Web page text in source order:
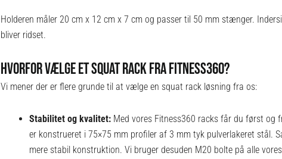
Holderen måler 20 cm x 12 cm x 7 cm og passer til 50 mm stænger.
bliver ridset.
HVORFOR VÆLGE ET SQUAT RACK FRA FITNESS360?
Vi mener der er flere grunde til at vælge en squat rack løsning fra os:
Stabilitet og kvalitet: Med vores Fitness360 racks får du først
er konstrueret i 75×75 mm profiler af 3 mm tyk pulverlakeret stål.
mere stabil konstruktion. Vi bruger desuden M20 bolte på alle